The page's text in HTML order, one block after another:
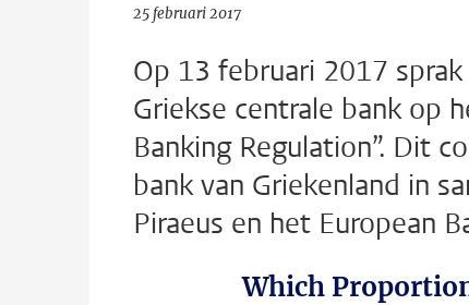
25 februari 2017
Op 13 februari 2017
Griekse centrale bank op
Banking Regulation”. Dit
bank van Griekenland in
Piraeus en het European
Which